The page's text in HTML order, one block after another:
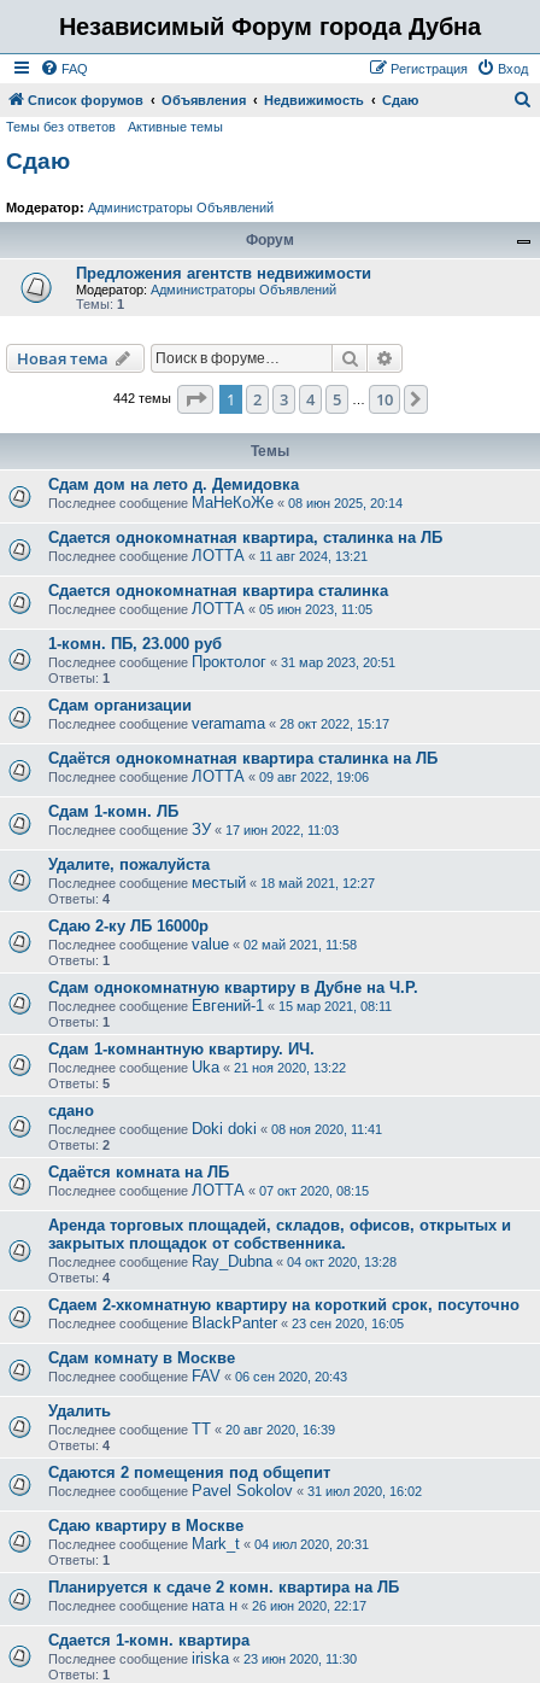
Независимый Форум города Дубна
FAQ Вход
Регистрация
Список форумов Объявления Недвижимость Сдаю
Темы без ответов Активные темы
Сдаю
Модератор: Администраторы Объявлений
Форум
Предложения агентств недвижимости
Модератор: Администраторы Объявлений
Темы: 1
Новая тема Поиск
442 темы Страница из 10
1 2 3 4 5 10
Темы
Сдам дом на лето д. Демидовка
Последнее сообщение МаНеКоЖе « 08 июн 2025, 20:14
Сдается однокомнатная квартира, сталинка на ЛБ
Последнее сообщение ЛОТТА « 11 авг 2024, 13:21
Сдается однокомнатная квартира сталинка
Последнее сообщение ЛОТТА « 05 июн 2023, 11:05
1-комн. ПБ, 23.000 руб
Последнее сообщение Проктолог « 31 мар 2023, 20:51
Ответы: 1
Сдам организации
Последнее сообщение veramama « 28 окт 2022, 15:17
Сдаётся однокомнатная квартира сталинка на ЛБ
Последнее сообщение ЛОТТА « 09 авг 2022, 19:06
Сдам 1-комн. ЛБ
Последнее сообщение ЗУ « 17 июн 2022, 11:03
Удалите, пожалуйста
Последнее сообщение местый « 18 май 2021, 12:27
Ответы: 4
Сдаю 2-ку ЛБ 16000р
Последнее сообщение value « 02 май 2021, 11:58
Ответы: 1
Сдам однокомнатную квартиру в Дубне на Ч.Р.
Последнее сообщение Евгений-1 « 15 мар 2021, 08:11
Ответы: 1
Сдам 1-комнантную квартиру. ИЧ.
Последнее сообщение Uka « 21 ноя 2020, 13:22
Ответы: 5
сдано
Последнее сообщение Doki doki « 08 ноя 2020, 11:41
Ответы: 2
Сдаётся комната на ЛБ
Последнее сообщение ЛОТТА « 07 окт 2020, 08:15
Аренда торговых площадей, складов, офисов, открытых и
закрытых площадок от собственника.
Последнее сообщение Ray_Dubna « 04 окт 2020, 13:28
Ответы: 4
Сдаем 2-хкомнатную квартиру на короткий срок, посуточно
Последнее сообщение BlackPanter « 23 сен 2020, 16:05
Сдам комнату в Москве
Последнее сообщение FAV « 06 сен 2020, 20:43
Удалить
Последнее сообщение ТТ « 20 авг 2020, 16:39
Ответы: 4
Сдаются 2 помещения под общепит
Последнее сообщение Pavel Sokolov « 31 июл 2020, 16:02
Сдаю квартиру в Москве
Последнее сообщение Mark_t « 04 июл 2020, 20:31
Ответы: 1
Планируется к сдаче 2 комн. квартира на ЛБ
Последнее сообщение ната н « 26 июн 2020, 22:17
Сдается 1-комн. квартира
Последнее сообщение iriska « 23 июн 2020, 11:30
Ответы: 1